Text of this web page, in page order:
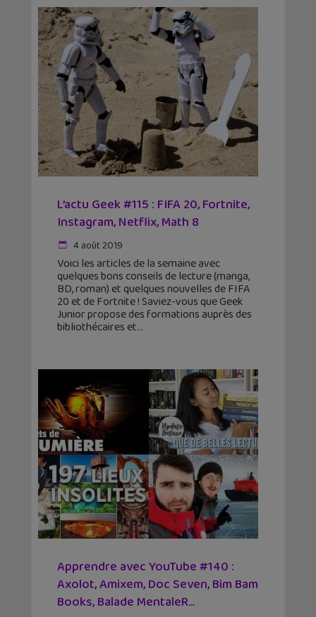
L’actu Geek #115 : FIFA 20, Fortnite,
Instagram, Netflix, Math 8
4 août 2019
Voici les articles de la semaine avec
quelques bons conseils de lecture (manga,
BD, roman) et quelques nouvelles de FIFA
20 et de Fortnite ! Saviez-vous que Geek
Junior propose des formations auprès des
bibliothécaires et
Apprendre avec YouTube #140 :
Axolot, Amixem, Doc Seven, Bim Bam
Books, Balade MentaleR...